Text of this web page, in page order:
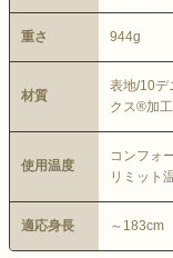
重さ 944g
材質
表地/10デ
クス®加工
使用温度
コンフォ
リミット
適応身長 ～183cm